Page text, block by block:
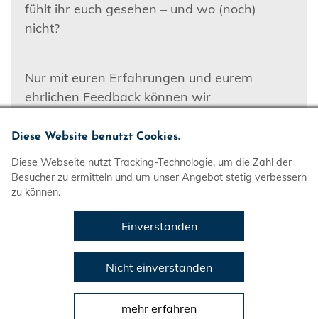
fühlt ihr euch gesehen – und wo (noch)
nicht?
Nur mit euren Erfahrungen und eurem
ehrlichen Feedback können wir
sorgen, dass Vielfalt in der DLRG-Jugend
nicht nur ein Wort bleibt, sondern gelebte
Realität wird. Interesse, mitzumachen oder
Fragen dazu?
Meldet euch gerne unter:vielfalt(at)dlrg-
jugend.de
Diese Website benutzt Cookies.
Diese Webseite nutzt Tracking-Technologie, um die Zahl der
Besucher zu ermitteln und um unser Angebot stetig verbessern
zu können.
Einverstanden
Nicht einverstanden
mehr erfahren